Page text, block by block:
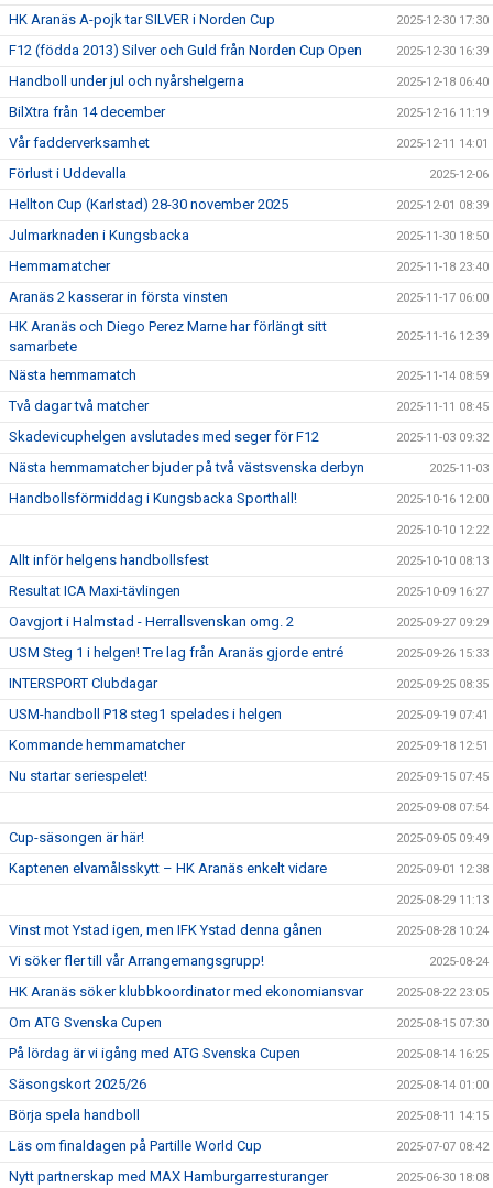
HK Aranäs A-pojk tar SILVER i Norden Cup 2025-12-30 17:30
F12 (födda 2013) Silver och Guld från Norden Cup Open 2025-12-30 16:39
Handboll under jul och nyårshelgerna 2025-12-18 06:40
BilXtra från 14 december 2025-12-16 11:19
Vår fadderverksamhet 2025-12-11 14:01
Förlust i Uddevalla 2025-12-06
Hellton Cup (Karlstad) 28-30 november 2025 2025-12-01 08:39
Julmarknaden i Kungsbacka 2025-11-30 18:50
Hemmamatcher 2025-11-18 23:40
Aranäs 2 kasserar in första vinsten 2025-11-17 06:00
HK Aranäs och Diego Perez Marne har förlängt sitt
samarbete
2025-11-16 12:39
Nästa hemmamatch 2025-11-14 08:59
Två dagar två matcher 2025-11-11 08:45
Skadevicuphelgen avslutades med seger för F12 2025-11-03 09:32
Nästa hemmamatcher bjuder på två västsvenska derbyn 2025-11-03
Handbollsförmiddag i Kungsbacka Sporthall! 2025-10-16 12:00
2025-10-10 12:22
Allt inför helgens handbollsfest 2025-10-10 08:13
Resultat ICA Maxi-tävlingen 2025-10-09 16:27
Oavgjort i Halmstad - Herrallsvenskan omg. 2 2025-09-27 09:29
USM Steg 1 i helgen! Tre lag från Aranäs gjorde entré 2025-09-26 15:33
INTERSPORT Clubdagar 2025-09-25 08:35
USM-handboll P18 steg1 spelades i helgen 2025-09-19 07:41
Kommande hemmamatcher 2025-09-18 12:51
Nu startar seriespelet! 2025-09-15 07:45
2025-09-08 07:54
Cup-säsongen är här! 2025-09-05 09:49
Kaptenen elvamålsskytt – HK Aranäs enkelt vidare 2025-09-01 12:38
2025-08-29 11:13
Vinst mot Ystad igen, men IFK Ystad denna gånen 2025-08-28 10:24
Vi söker fler till vår Arrangemangsgrupp! 2025-08-24
HK Aranäs söker klubbkoordinator med ekonomiansvar 2025-08-22 23:05
Om ATG Svenska Cupen 2025-08-15 07:30
På lördag är vi igång med ATG Svenska Cupen 2025-08-14 16:25
Säsongskort 2025/26 2025-08-14 01:00
Börja spela handboll 2025-08-11 14:15
Läs om finaldagen på Partille World Cup 2025-07-07 08:42
Nytt partnerskap med MAX Hamburgarresturanger 2025-06-30 18:08